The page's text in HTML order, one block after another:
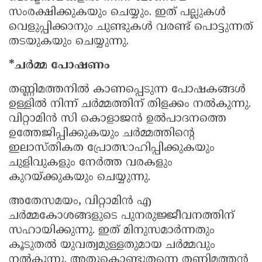
സംരക്ഷിക്കുകയും ചെയ്യും. ഇത് പല്ലുകള്‍
വെളുപ്പിക്കാനും ചുണ്ടുകള്‍ വരണ്ട് പൊട്ടുന്നത്
തടയുകയും ചെയ്യുന്നു.
*ചര്‍മ്മ പോഷണം
തണ്ണിമത്തനില്‍ കാണപ്പെടുന്ന പോഷകങ്ങള്‍
ഉള്ളില്‍ നിന്ന് ചര്‍മ്മത്തിന് തിളക്കം നല്‍കുന്നു.
വിറ്റാമിന്‍ സി കൊളാജന്‍ ഉല്‍പാദനത്തെ
ഉത്തേജിപ്പിക്കുകയും ചര്‍മ്മത്തിന്റെ
ഇലാസ്തികത പ്രോത്സാഹിപ്പിക്കുകയും
ചുളിവുകളും നേര്‍ത്ത വരകളും
കുറയ്ക്കുകയും ചെയ്യുന്നു.
അതേസമയം, വിറ്റാമിന്‍ എ
ചര്‍മ്മകോശങ്ങളുടെ പുനരുജ്ജീവനത്തിന്
സഹായിക്കുന്നു. ഇത് മിനുസമാര്‍ന്നതും
കൂടുതല്‍ യുവത്വമുള്ളതുമായ ചര്‍മ്മവും